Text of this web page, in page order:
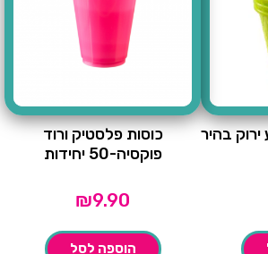
בהיר
כוסות פלסטיק ורוד
פוקסיה-50 יחידות
₪9.90
הוספה לסל